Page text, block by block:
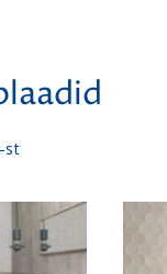
stSorditud